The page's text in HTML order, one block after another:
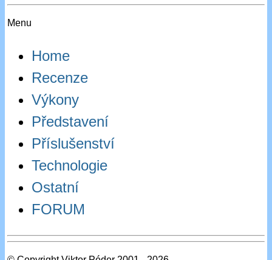
Menu
Home
Recenze
Výkony
Představení
Příslušenství
Technologie
Ostatní
FORUM